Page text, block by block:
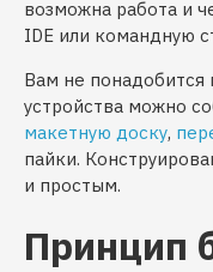
возможна работа и
IDE или командную
Вам не понадобится
устройства можно
макетную доску,
пайки.
и простым.
Принцип